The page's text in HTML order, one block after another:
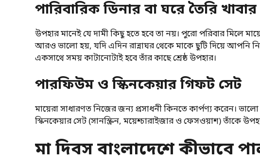
পারিবারিক ডিনার বা ঘরে তৈরি খাবার
উপহার মানেই যে দামী কিছু হতে হবে তা নয়। পুরো পরিবার মিলে
আরও ভালো হয়, যদি এদিন রান্নাঘর থেকে মাকে ছুটি দিয়ে আপনি
একসাথে সময় কাটানোটাই হবে তাঁর কাছে শ্রেষ্ঠ উপহার।
পারফিউম ও স্কিনকেয়ার গিফট সেট
মায়েরা সাধারণত নিজের জন্য প্রসাধনী কিনতে কার্পণ্য করেন।
স্কিনকেয়ার সেট (সানস্ক্রিন, ময়েশ্চারাইজার ও ফেসওয়াশ) তাঁকে
মা দিবস বাংলাদেশে কীভাবে